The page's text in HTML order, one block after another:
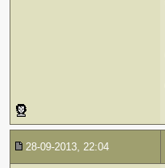
28-09-2013, 22:04